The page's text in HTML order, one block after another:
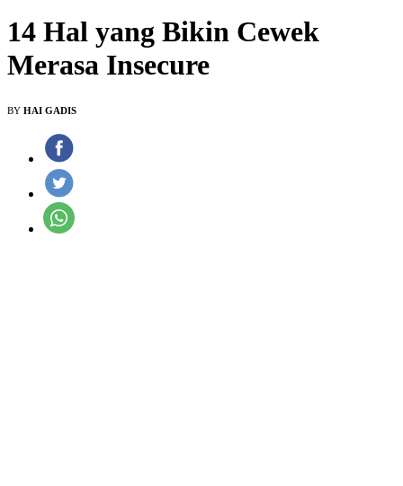
14 Hal yang Bikin Cewek
Merasa Insecure
BY HAI GADIS